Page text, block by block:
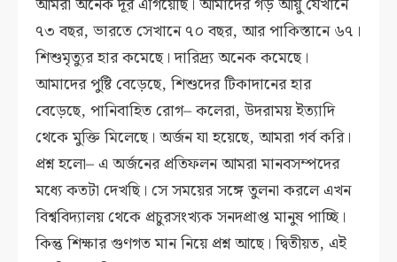
৭৩ বছর, ভারতে সেখানে ৭০ বছর, আর পাকিস্তানে ৬৭।
শিশুমৃত্যুর হার কমেছে। দারিদ্র্য অনেক কমেছে।
আমাদের পুষ্টি বেড়েছে, শিশুদের টিকাদানের হার
বেড়েছে, পানিবাহিত রোগ– কলেরা, উদরাময় ইত্যাদি
থেকে মুক্তি মিলেছে। অর্জন যা হয়েছে, আমরা গর্ব করি।
প্রশ্ন হলো– এ অর্জনের প্রতিফলন আমরা মানবসম্পদের
মধ্যে কতটা দেখছি। সে সময়ের সঙ্গে তুলনা করলে এখন
বিশ্ববিদ্যালয় থেকে প্রচুরসংখ্যক সনদপ্রাপ্ত মানুষ পাচ্ছি।
কিন্তু শিক্ষার গুণগত মান নিয়ে প্রশ্ন আছে। দ্বিতীয়ত, এই